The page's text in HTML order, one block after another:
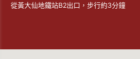
從黃大仙地鐵站B2出口，步行約3分鐘